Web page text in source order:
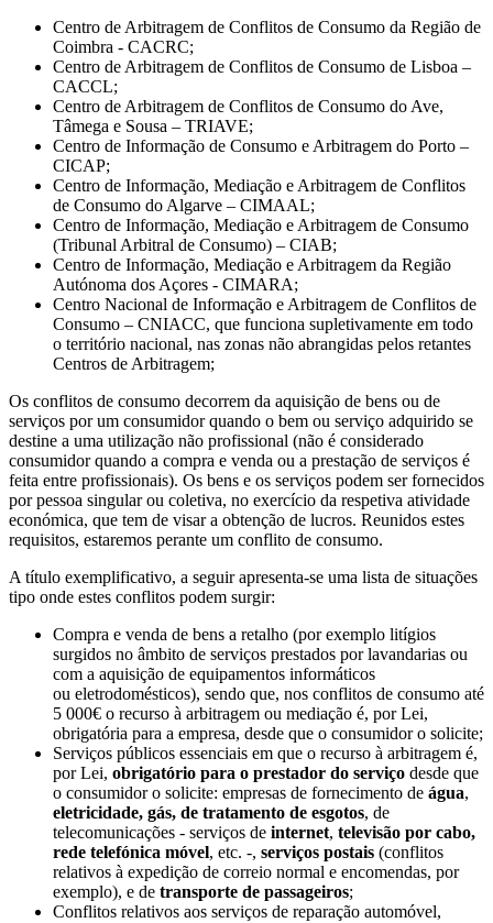
Centro de Arbitragem de Conflitos de Consumo da Região de
Coimbra - CACRC;
Centro de Arbitragem de Conflitos de Consumo de Lisboa –
CACCL;
Centro de Arbitragem de Conflitos de Consumo do Ave,
Tâmega e Sousa – TRIAVE;
Centro de Informação de Consumo e Arbitragem do Porto –
CICAP;
Centro de Informação, Mediação e Arbitragem de Conflitos
de Consumo do Algarve – CIMAAL;
Centro de Informação, Mediação e Arbitragem de Consumo
(Tribunal Arbitral de Consumo) – CIAB;
Centro de Informação, Mediação e Arbitragem da Região
Autónoma dos Açores - CIMARA;
Centro Nacional de Informação e Arbitragem de Conflitos de
Consumo – CNIACC, que funciona supletivamente em todo
o território nacional, nas zonas não abrangidas pelos retantes
Centros de Arbitragem;
Os conflitos de consumo decorrem da aquisição de bens ou de
serviços por um consumidor quando o bem ou serviço adquirido se
destine a uma utilização não profissional (não é considerado
consumidor quando a compra e venda ou a prestação de serviços é
feita entre profissionais). Os bens e os serviços podem ser fornecidos
por pessoa singular ou coletiva, no exercício da respetiva atividade
económica, que tem de visar a obtenção de lucros. Reunidos estes
requisitos, estaremos perante um conflito de consumo.
A título exemplificativo, a seguir apresenta-se uma lista de situações
tipo onde estes conflitos podem surgir:
Compra e venda de bens a retalho (por exemplo litígios
surgidos no âmbito de serviços prestados por lavandarias ou
com a aquisição de equipamentos informáticos
ou eletrodomésticos), sendo que, nos conflitos de consumo até
5 000€ o recurso à arbitragem ou mediação é, por Lei,
obrigatória para a empresa, desde que o consumidor o solicite;
Serviços públicos essenciais em que o recurso à arbitragem é,
por Lei, obrigatório para o prestador do serviço desde que
o consumidor o solicite: empresas de fornecimento de água,
eletricidade, gás, de tratamento de esgotos, de
telecomunicações - serviços de internet, televisão por cabo,
rede telefónica móvel, etc. -, serviços postais (conflitos
relativos à expedição de correio normal e encomendas, por
exemplo), e de transporte de passageiros;
Conflitos relativos aos serviços de reparação automóvel,